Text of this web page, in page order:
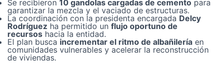
Se recibieron 10 gandolas cargadas de cemento para
garantizar la mezcla y el vaciado de estructuras.
La coordinación con la presidenta encargada Delcy
Rodríguez ha permitido un flujo oportuno de
recursos hacia la entidad.
El plan busca incrementar el ritmo de albañilería en
comunidades vulnerables y acelerar la reconstrucción
de viviendas.